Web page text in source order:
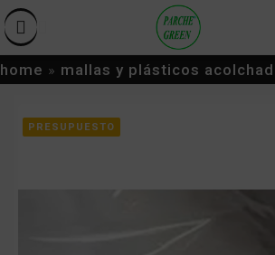
home » mallas y plásticos
PRESUPUESTO